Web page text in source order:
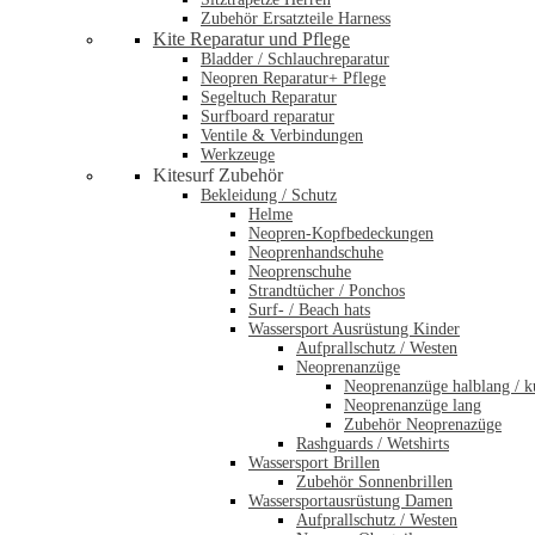
Zubehör Ersatzteile Harness
Kite Reparatur und Pflege
Bladder / Schlauchreparatur
Neopren Reparatur+ Pflege
Segeltuch Reparatur
Surfboard reparatur
Ventile & Verbindungen
Werkzeuge
Kitesurf Zubehör
Bekleidung / Schutz
Helme
Neopren-Kopfbedeckungen
Neoprenhandschuhe
Neoprenschuhe
Strandtücher / Ponchos
Surf- / Beach hats
Wassersport Ausrüstung Kinder
Aufprallschutz / Westen
Neoprenanzüge
Neoprenanzüge halblang /
Neoprenanzüge lang
Zubehör Neoprenazüge
Rashguards / Wetshirts
Wassersport Brillen
Zubehör Sonnenbrillen
Wassersportausrüstung Damen
Aufprallschutz / Westen